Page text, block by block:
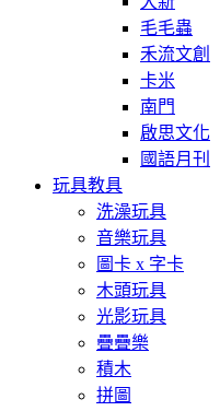
毛毛蟲
禾流文創
卡米
南門
啟思文化
國語月刊
玩具教具
洗澡玩具
音樂玩具
圖卡 x 字卡
木頭玩具
光影玩具
疊疊樂
積木
拼圖